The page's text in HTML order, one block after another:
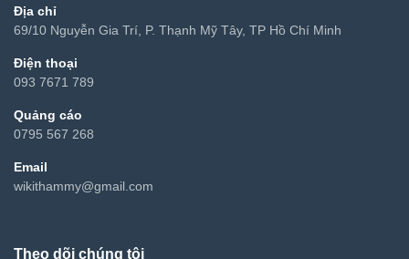
Địa chỉ
69/10 Nguyễn Gia Trí, P. Thạnh Mỹ Tây, TP Hồ Chí Minh
Điện thoại
093 7671 789
Quảng cáo
0795 567 268
Email
wikithammy@gmail.com
Theo dõi chúng tôi